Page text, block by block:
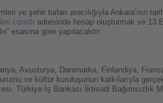
ve şehir turları aracılığıyla Ankara’nın
tr adresinde hesap oluşturmak ve 13
esasına göre yapılacaktır.
Avusturya, Danimarka, Finlandiya,
ve kültür kuruluşunun katkılarıyla
Türkiye İş Bankası İktisadi Bağımsızlık